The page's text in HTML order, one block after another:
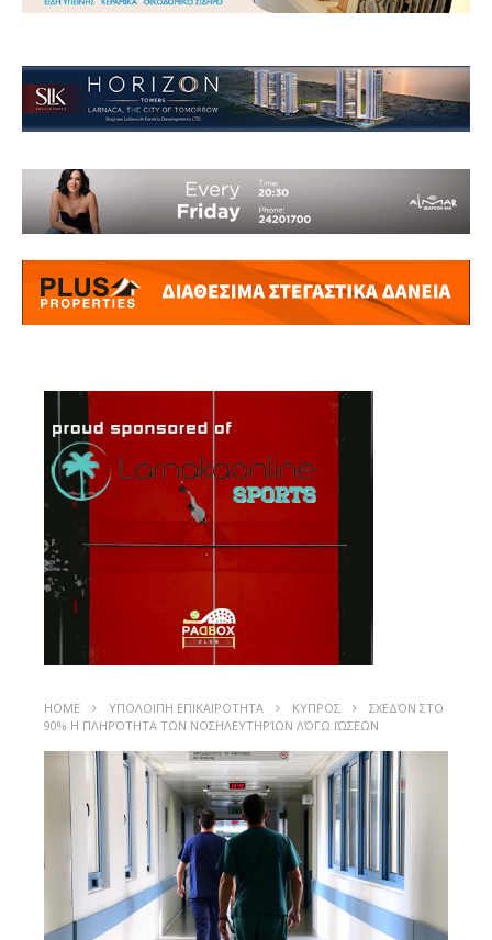
HOME ΥΠΟΛΟΙΠΗ ΕΠΙΚΑΙΡΟΤΗΤΑ ΚΥΠΡΟΣ
ΣΧΕΔΌΝ ΣΤΟ
90% Η ΠΛΗΡΌΤΗΤΑ ΤΩΝ ΝΟΣΗΛΕΥΤΗΡΊΩΝ ΛΌΓΩ ΙΏΣΕΩΝ